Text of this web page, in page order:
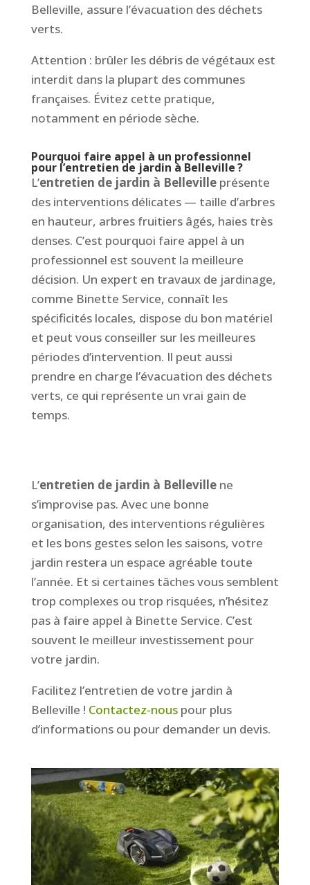
Belleville, assure l’évacuation des déchets
verts.
Attention : brûler les débris de végétaux est
interdit dans la plupart des communes
françaises. Évitez cette pratique,
notamment en période sèche.
Pourquoi faire appel à un professionnel
pour l’entretien de jardin à Belleville ?
L’entretien de jardin à Bellevilleprésente
des interventions délicates — taille d’arbres
en hauteur, arbres fruitiers âgés, haies très
denses. C’est pourquoi faire appel à un
professionnel est souvent la meilleure
décision. Un expert en travaux de jardinage,
comme Binette Service, connaît les
spécificités locales, dispose du bon matériel
et peut vous conseiller sur les meilleures
périodes d’intervention. Il peut aussi
prendre en charge l’évacuation des déchets
verts, ce qui représente un vrai gain de
temps.
L’entretien de jardin à Bellevillene
s’improvise pas. Avec une bonne
organisation, des interventions régulières
et les bons gestes selon les saisons, votre
jardin restera un espace agréable toute
l’année. Et si certaines tâches vous semblent
trop complexes ou trop risquées, n’hésitez
pas à faire appel à Binette Service. C’est
souvent le meilleur investissement pour
votre jardin.
Facilitez l’entretien de votre jardin à
Belleville ! Contactez-nouspour plus
d’informations ou pour demander un devis.